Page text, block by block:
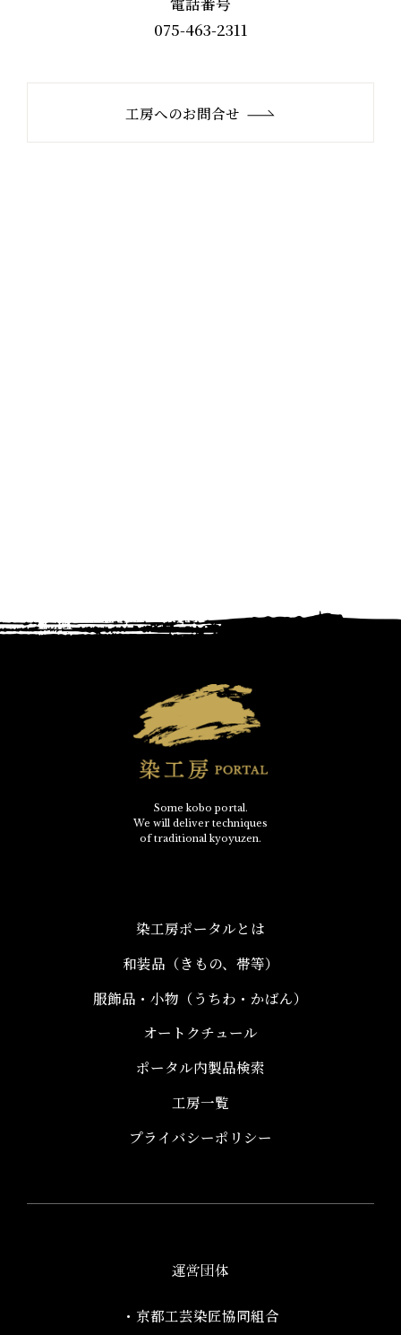
075-463-2311
工房へのお問合せ
Some kobo portal.
We will deliver techniques
of traditional kyoyuzen.
染工房ポータルとは
和装品（きもの、帯等）​
服飾品・小物​（うちわ・かばん）
オートクチュール
ポータル内製品検索
工房一覧
プライバシーポリシー
運営団体
・京都工芸染匠協同組合​